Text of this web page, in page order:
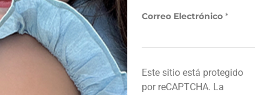
Añadir a bolsa de compra
Descripción del producto
Correo Electrónico *
o
r
Este sitio está protegido
por reCAPTCHA. La